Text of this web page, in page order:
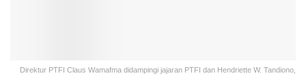
Direktur PTFI Claus Wamafma didampingi jajaran PTFI dan Hendriette W. Tandiono,